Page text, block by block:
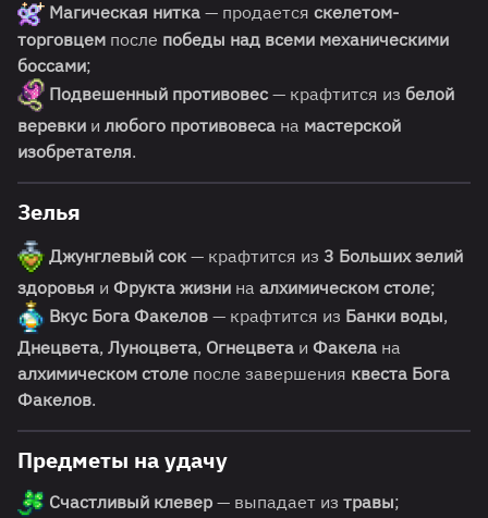
Магическая нитка — продается скелетом-
торговцем после победы над всеми механическими
боссами;
Подвешенный противовес — крафтится из белой
веревки и любого противовеса на мастерской
изобретателя.
Зелья
Джунглевый сок — крафтится из 3 Больших зелий
здоровья и Фрукта жизни на алхимическом столе;
Вкус Бога Факелов — крафтится из Банки воды,
Днецвета, Луноцвета, Огнецвета и Факела на
алхимическом столе после завершения квеста Бога
Факелов.
Предметы на удачу
Счастливый клевер — выпадает из травы;